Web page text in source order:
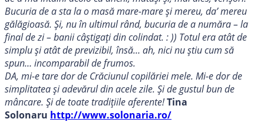
Bucuria de a sta la o masă mare-mare și mereu, da’ mereu
gălăgioasă. Și, nu în ultimul rând, bucuria de a număra – la
final de zi – banii câștigați din colindat. : )) Totul era atât de
simplu și atât de previzibil, însă… ah, nici nu știu cum să
spun… incomparabil de frumos.
DA, mi-e tare dor de Crăciunul copilăriei mele. Mi-e dor de
simplitatea și adevărul din acele zile. Și de gustul bun de
mâncare. Și de toate tradițiile aferente!Tina
Solonaru http://www.solonaria.ro/